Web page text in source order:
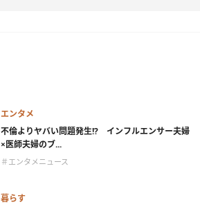
エンタメ
不倫よりヤバい問題発生!? インフルエンサー夫婦
×医師夫婦のブ...
＃エンタメニュース
暮らす